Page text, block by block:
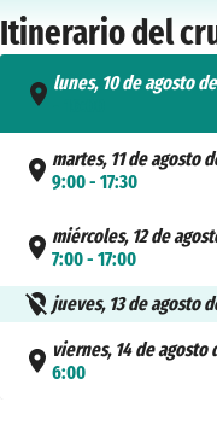
Itinerario del
lunes, 10 de agosto
martes, 11 de agosto
9:00 - 17:30
miércoles, 12 de
7:00 - 17:00
jueves, 13 de agosto
viernes, 14 de agosto
6:00